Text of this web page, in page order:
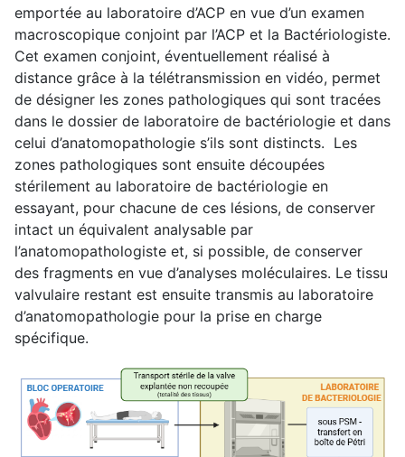
emportée au laboratoire d’ACP en vue d’un examen
macroscopique conjoint par l’ACP et la Bactériologiste.
Cet examen conjoint, éventuellement réalisé à
distance grâce à la télétransmission en vidéo, permet
de désigner les zones pathologiques qui sont tracées
dans le dossier de laboratoire de bactériologie et dans
celui d’anatomopathologie s’ils sont distincts. Les
zones pathologiques sont ensuite découpées
stérilement au laboratoire de bactériologie en
essayant, pour chacune de ces lésions, de conserver
intact un équivalent analysable par
l’anatomopathologiste et, si possible, de conserver
des fragments en vue d’analyses moléculaires. Le tissu
valvulaire restant est ensuite transmis au laboratoire
d’anatomopathologie pour la prise en charge
spécifique.